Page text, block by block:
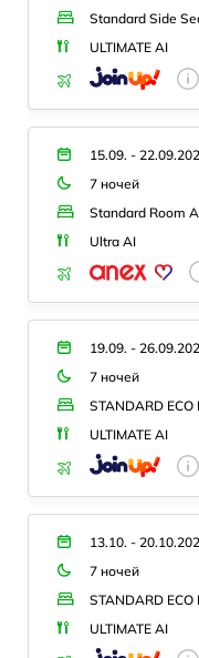
Standard Side
ULTIMATE AI
15.09. -
7 ночей
Standard Room
Ultra AI
19.09. -
7 ночей
STANDARD ECO
ULTIMATE AI
13.10. -
7 ночей
STANDARD ECO
ULTIMATE AI